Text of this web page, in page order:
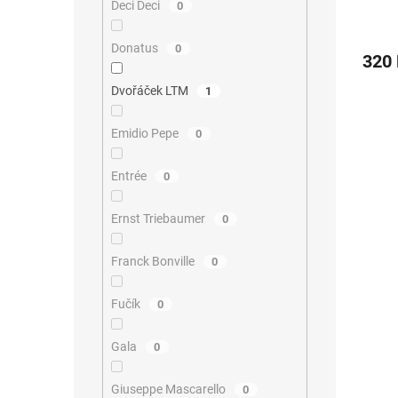
Deci Deci 0
Donatus 0
Dvořáček LTM 1
Emidio Pepe 0
Entrée 0
Ernst Triebaumer 0
Franck Bonville 0
Fučík 0
Gala 0
Giuseppe Mascarello 0
320